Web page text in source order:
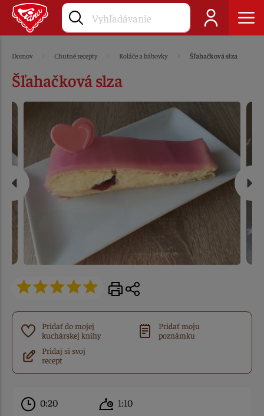
Domov Chutné recepty Koláče a bábovky Šľahačková slza
Šľahačková slza
Pridať do mojej
kuchárskej knihy
Pridať moju
poznámku
Pridaj si svoj
recept
0:20 1:10